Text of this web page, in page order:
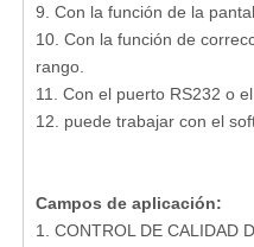
9. Con la función de la
10. Con la función de
rango.
11. Con el puerto RS232 o
12. puede trabajar con el
Campos de aplicación:
1. CONTROL DE CALIDAD